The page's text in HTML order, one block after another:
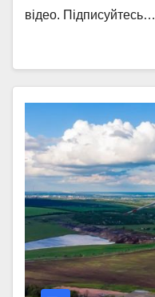
відео. Підписуйтесь…